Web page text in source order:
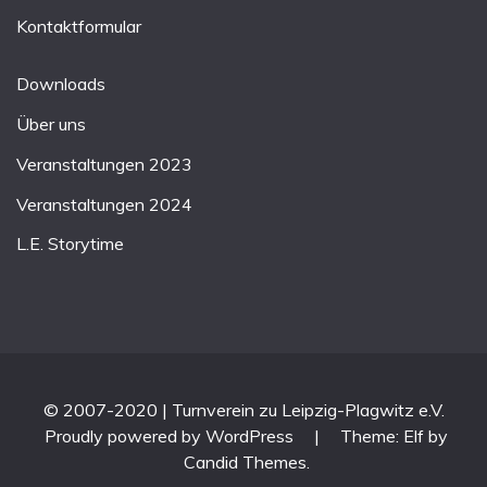
Kontaktformular
Downloads
Über uns
Veranstaltungen 2023
Veranstaltungen 2024
L.E. Storytime
© 2007-2020 | Turnverein zu Leipzig-Plagwitz e.V.
Proudly powered by WordPress
|
Theme: Elf by
Candid Themes.